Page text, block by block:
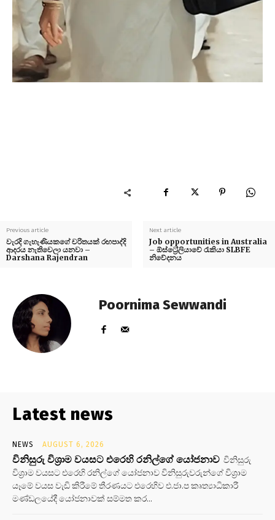
Previous article
වැරදි ගැහැණියකගේ චරිතයක් රඟපාද්දි
ආදරය නැතිවෙලා යනවා –
Darshana Rajendran
Next article
Job opportunities in Australia
– ඕස්ට්‍රේලියාවේ රැකියා SLBFE
නිවේදනය
Poornima Sewwandi
Latest news
NEWS AUGUST 6, 2026
විනිසුරු විශ්‍රාම වයසට එරෙහි රනිල්ගේ යෝජනාව විනිසුරු
විශ්‍රාම වයසට එරෙහි රනිල්ගේ යෝජනාව විනිසුරුවරුන්ගේ විශ්‍රාම
යෑමේ වයස වැඩි කිරීමේ තීරණයට එරෙහිව එ.ජා.ප කෘත්‍යාධිකාරී
මණ්ඩලයේදී යෝජනාවක් සම්මත කර...